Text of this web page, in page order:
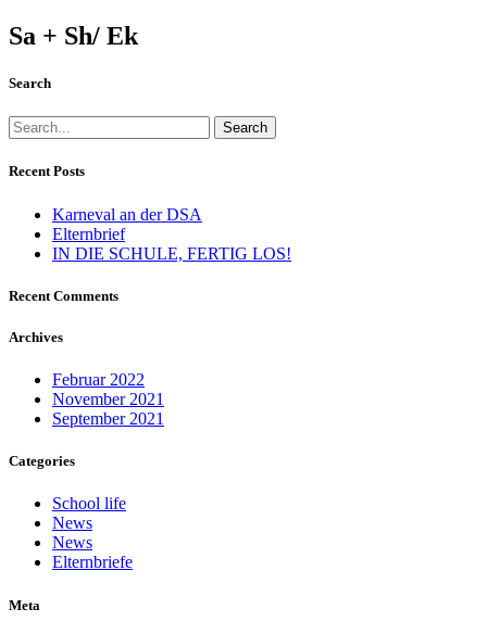
Sa + Sh/ Ek
Search
Search
Recent Posts
Karneval an der DSA
Elternbrief
IN DIE SCHULE, FERTIG LOS!
Recent Comments
Archives
Februar 2022
November 2021
September 2021
Categories
School life
News
News
Elternbriefe
Meta